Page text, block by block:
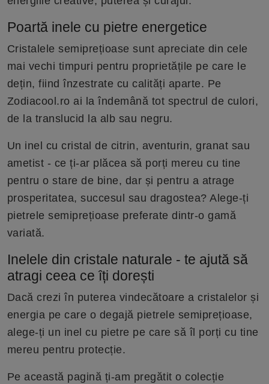
Poartă inele cu pietre energetice
Cristalele semiprețioase sunt apreciate din cele
mai vechi timpuri pentru proprietățile pe care le
dețin, fiind înzestrate cu calități aparte. Pe
Zodiacool.ro ai la îndemână tot spectrul de culori,
de la translucid la alb sau negru.
Un inel cu cristal de citrin, aventurin, granat sau
ametist - ce ți-ar plăcea să porți mereu cu tine
pentru o stare de bine, dar și pentru a atrage
prosperitatea, succesul sau dragostea? Alege-ți
pietrele semiprețioase preferate dintr-o gamă
variată.
Inelele din cristale naturale - te ajută să
atragi ceea ce îți dorești
Dacă crezi în puterea vindecătoare a cristalelor și
energia pe care o degajă pietrele semiprețioase,
alege-ți un inel cu pietre pe care să îl porți cu tine
mereu pentru protecție.
Pe această pagină ți-am pregătit o colecție